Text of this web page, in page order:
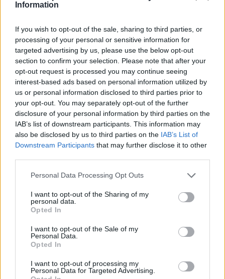
Information
If you wish to opt-out of the sale, sharing to third parties, or
processing of your personal or sensitive information for
targeted advertising by us, please use the below opt-out
section to confirm your selection. Please note that after your
opt-out request is processed you may continue seeing
interest-based ads based on personal information utilized by
us or personal information disclosed to third parties prior to
your opt-out. You may separately opt-out of the further
disclosure of your personal information by third parties on the
IAB’s list of downstream participants. This information may
also be disclosed by us to third parties on the IAB’s List of
Downstream Participants that may further disclose it to other
Personal Data Processing Opt Outs
I want to opt-out of the Sharing of my
personal data.
Opted In
I want to opt-out of the Sale of my
Personal Data.
Opted In
I want to opt-out of processing my
Personal Data for Targeted Advertising.
Ähnliche Rezepte
Leicht
Keks-Creme Gelado Bolacha
Leicht
Kinder Country-Dessert
Leicht
Eclair-Dessert
Leicht
Winter-Dessert